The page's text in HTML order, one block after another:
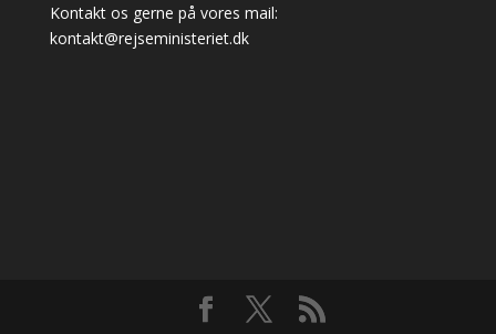
Kontakt os gerne på vores mail:
kontakt@rejseministeriet.dk